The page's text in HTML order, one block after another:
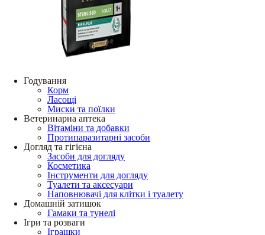
Годування
Корм
Ласощі
Миски та поїлки
Ветеринарна аптека
Вітаміни та добавки
Протипаразитарні засоби
Догляд та гігієна
Засоби для догляду
Косметика
Інструменти для догляду
Туалети та аксесуари
Наповнювачі для клітки і туалету
Домашній затишок
Гамаки та тунелі
Ігри та розваги
Іграшки